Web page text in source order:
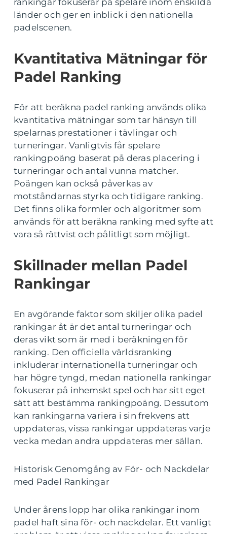
länder och ger en inblick i den nationella
padelscenen.
Kvantitativa Mätningar för
Padel Ranking
För att beräkna padel ranking används olika
kvantitativa mätningar som tar hänsyn till
spelarnas prestationer i tävlingar och
turneringar. Vanligtvis får spelare
rankingpoäng baserat på deras placering i
turneringar och antal vunna matcher.
Poängen kan också påverkas av
motståndarnas styrka och tidigare ranking.
Det finns olika formler och algoritmer som
används för att beräkna ranking med syfte att
vara så rättvist och pålitligt som möjligt.
Skillnader mellan Padel
Rankingar
En avgörande faktor som skiljer olika padel
rankingar åt är det antal turneringar och
deras vikt som är med i beräkningen för
ranking. Den officiella världsranking
inkluderar internationella turneringar och
har högre tyngd, medan nationella rankingar
fokuserar på inhemskt spel och har sitt eget
sätt att bestämma rankingpoäng. Dessutom
kan rankingarna variera i sin frekvens att
uppdateras, vissa rankingar uppdateras varje
vecka medan andra uppdateras mer sällan.
Historisk Genomgång av För- och Nackdelar
med Padel Rankingar
Under årens lopp har olika rankingar inom
padel haft sina för- och nackdelar. Ett vanligt